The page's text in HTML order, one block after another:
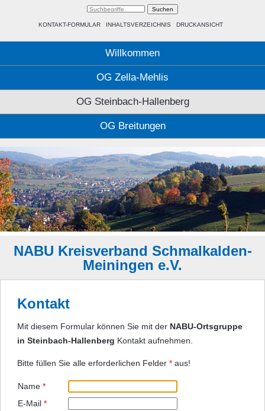
KONTAKT-FORMULAR INHALTSVERZEICHNIS DRUCKANSICHT
Willkommen
OG Zella-Mehlis
OG Steinbach-Hallenberg
OG Breitungen
NABU Kreisverband Schmalkalden-
Meiningen e.V.
Kontakt
Mit diesem Formular können Sie mit der NABU-Ortsgruppe
in Steinbach-Hallenberg Kontakt aufnehmen.
Bitte füllen Sie alle erforderlichen Felder * aus!
Name *
E-Mail *